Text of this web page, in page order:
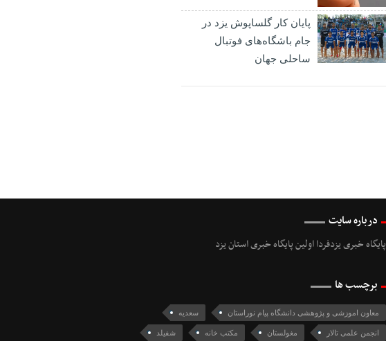
پایان کار گلساپوش یزد در
جام باشگاه‌های فوتبال
ساحلی جهان
درباره سایت
پایگاه خبری یزدفردا اولین پایگاه خبری استان یزد
برچسب ها
معاون اموزشی و پژوهشی دانشگاه پیام نوراستان سعدیه
انجمن علمی تالار مغولستان مکتب خانه شفیلد